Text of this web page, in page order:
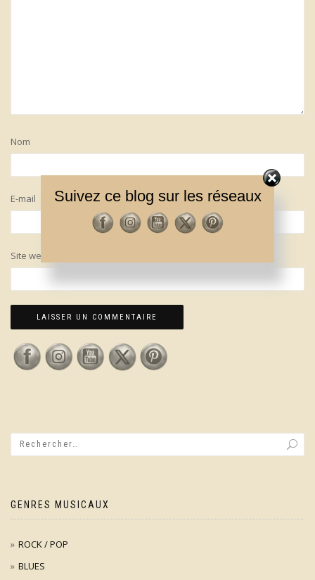
Nom
E-mail
Site web
GENRES MUSICAUX
ROCK / POP
BLUES
Suivez ce blog sur les réseaux